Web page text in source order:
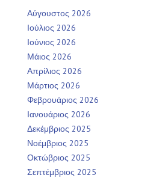
Αύγουστος 2026
Ιούλιος 2026
Ιούνιος 2026
Μάιος 2026
Απρίλιος 2026
Μάρτιος 2026
Φεβρουάριος 2026
Ιανουάριος 2026
Δεκέμβριος 2025
Νοέμβριος 2025
Οκτώβριος 2025
Σεπτέμβριος 2025